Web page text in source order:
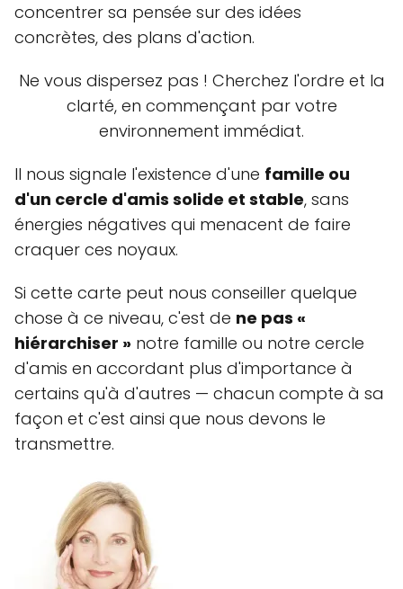
concentrer sa pensée sur des idées
concrètes, des plans d'action.
Ne vous dispersez pas ! Cherchez l'ordre et la
clarté, en commençant par votre
environnement immédiat.
Il nous signale l'existence d'une famille ou
d'un cercle d'amis solide et stable, sans
énergies négatives qui menacent de faire
craquer ces noyaux.
Si cette carte peut nous conseiller quelque
chose à ce niveau, c'est de ne pas «
hiérarchiser » notre famille ou notre cercle
d'amis en accordant plus d'importance à
certains qu'à d'autres — chacun compte à sa
façon et c'est ainsi que nous devons le
transmettre.